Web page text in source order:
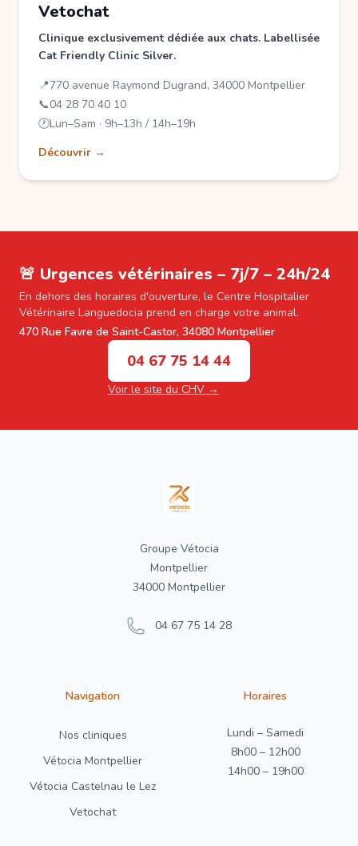
Vetochat
Clinique exclusivement dédiée aux chats. Labellisée
Cat Friendly Clinic Silver.
📍770 avenue Raymond Dugrand, 34000 Montpellier
📞04 28 70 40 10
🕐Lun–Sam · 9h–13h / 14h–19h
Découvrir →
🚨 Urgences vétérinaires – 7j/7 – 24h/24
En dehors des horaires d'ouverture, le Centre Hospitalier
Vétérinaire Languedocia prend en charge votre animal.
470 Rue Favre de Saint-Castor, 34080 Montpellier
04 67 75 14 44
Voir le site du CHV →
Groupe Vétocia
Montpellier
34000 Montpellier
04 67 75 14 28
Navigation
Nos cliniques
Vétocia Montpellier
Vétocia Castelnau le Lez
Vetochat
Horaires
Lundi – Samedi
8h00 – 12h00
14h00 – 19h00